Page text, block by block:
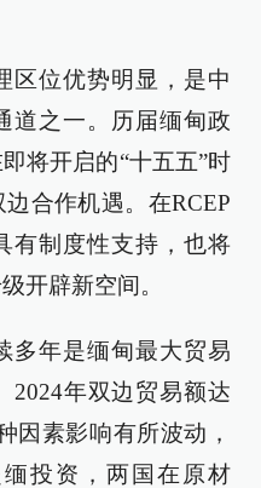
区位优势明显，是中
道之一。历届缅甸政
将开启的“十五五”时
合作机遇。在RCEP
有制度性支持，也将
开辟新空间。
多年是缅甸最大贸易
2024年双边贸易额达
因素影响有所波动，
投资，两国在原材